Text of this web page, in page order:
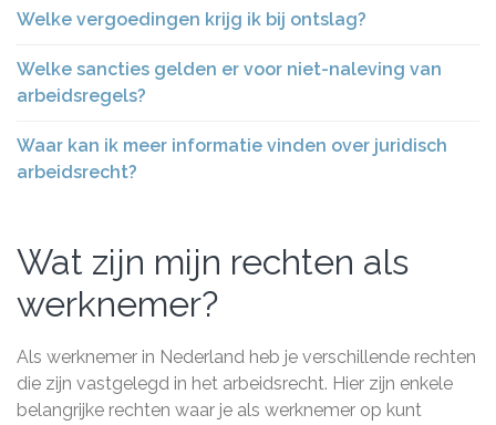
Welke vergoedingen krijg ik bij ontslag?
Welke sancties gelden er voor niet-naleving van
arbeidsregels?
Waar kan ik meer informatie vinden over juridisch
arbeidsrecht?
Wat zijn mijn rechten als
werknemer?
Als werknemer in Nederland heb je verschillende rechten
die zijn vastgelegd in het arbeidsrecht. Hier zijn enkele
belangrijke rechten waar je als werknemer op kunt